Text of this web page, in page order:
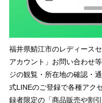
福井県鯖江市のレディース
アカウント」お問い合わせ
ジの観覧・所在地の確認・
式LINEのご登録で各種アク
録者限定の「商品販売や割